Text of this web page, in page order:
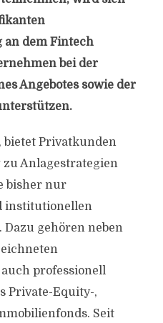
dem Fintech
bei der
Angebotes sowie der
Privatkunden
Anlagestrategien
bisher nur
institutionellen
gehören neben
professionell
Private-Equity-,
Seit